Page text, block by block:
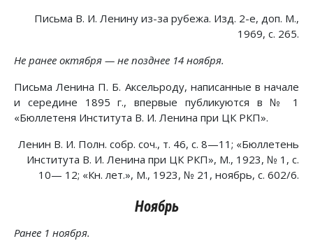
Письма В. И. Ленину из-за рубежа. Изд. 2-е, доп. М.,
1969, с. 265.
Не ранее октября — не позднее 14 ноября.
Письма Ленина П. Б. Аксельроду, написанные в начале
и середине 1895 г., впервые публикуются в № 1
«Бюллетеня Института В. И. Ленина при ЦК РКП».
Ленин В. И. Полн. собр. соч., т. 46, с. 8—11; «Бюллетень
Института В. И. Ленина при ЦК РКП», М., 1923, № 1, с.
10— 12; «Кн. лет.», М., 1923, № 21, ноябрь, с. 602/6.
Ноябрь
Ранее 1 ноября.